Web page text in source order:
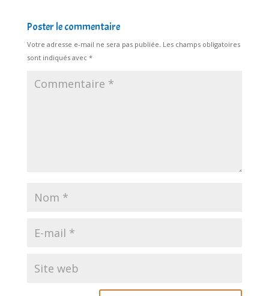
Poster le commentaire
Votre adresse e-mail ne sera pas publiée. Les champs obligatoires
sont indiqués avec *